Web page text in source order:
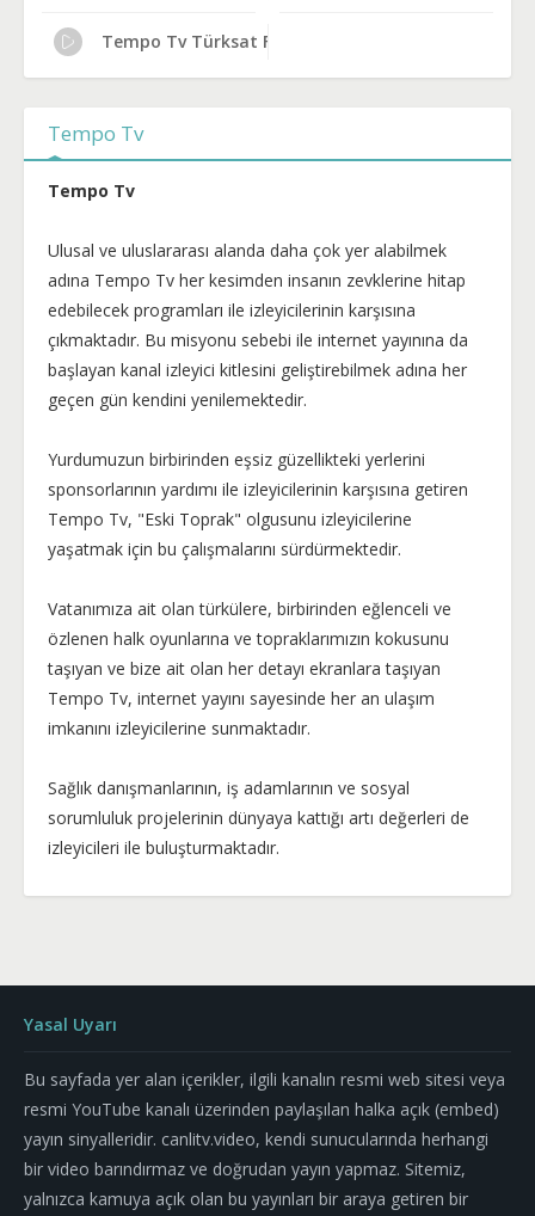
Tempo Tv Türksat Frekans Bilgileri
Tempo Tv
Tempo Tv
Ulusal ve uluslararası alanda daha çok yer alabilmek
adına Tempo Tv her kesimden insanın zevklerine hitap
edebilecek programları ile izleyicilerinin karşısına
çıkmaktadır. Bu misyonu sebebi ile internet yayınına da
başlayan kanal izleyici kitlesini geliştirebilmek adına her
geçen gün kendini yenilemektedir.
Yurdumuzun birbirinden eşsiz güzellikteki yerlerini
sponsorlarının yardımı ile izleyicilerinin karşısına getiren
Tempo Tv, "Eski Toprak" olgusunu izleyicilerine
yaşatmak için bu çalışmalarını sürdürmektedir.
Vatanımıza ait olan türkülere, birbirinden eğlenceli ve
özlenen halk oyunlarına ve topraklarımızın kokusunu
taşıyan ve bize ait olan her detayı ekranlara taşıyan
Tempo Tv, internet yayını sayesinde her an ulaşım
imkanını izleyicilerine sunmaktadır.
Sağlık danışmanlarının, iş adamlarının ve sosyal
sorumluluk projelerinin dünyaya kattığı artı değerleri de
izleyicileri ile buluşturmaktadır.
Yasal Uyarı
Bu sayfada yer alan içerikler, ilgili kanalın resmi web sitesi veya
resmi YouTube kanalı üzerinden paylaşılan halka açık (embed)
yayın sinyalleridir. canlitv.video, kendi sunucularında herhangi
bir video barındırmaz ve doğrudan yayın yapmaz. Sitemiz,
yalnızca kamuya açık olan bu yayınları bir araya getiren bir